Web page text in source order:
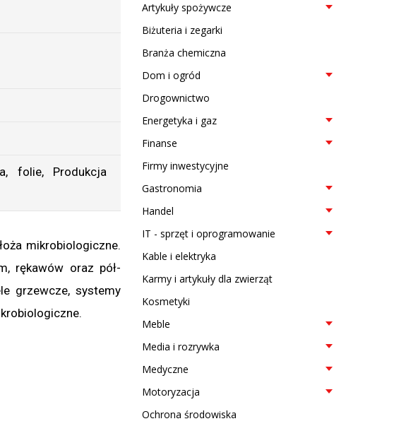
folie, Produkcja
mikrobiologiczne.
rękawów oraz pół-
grzewcze, systemy
Artykuły spożywcze
Biżuteria i zegarki
Branża chemiczna
Dom i ogród
Drogownictwo
Energetyka i gaz
Finanse
Firmy inwestycyjne
Gastronomia
Handel
IT - sprzęt i oprogramowanie
Kable i elektryka
Karmy i artykuły dla zwierząt
Kosmetyki
Meble
Media i rozrywka
Medyczne
Motoryzacja
Ochrona środowiska